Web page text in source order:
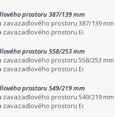
prostoru 387/139 mm
zavazadlového prostoru 387/139 mm
zavazadlového prostoru Ei
prostoru 558/253 mm
zavazadlového prostoru 558/253 mm
zavazadlového prostoru Ei
prostoru 549/219 mm
zavazadlového prostoru 549/219 mm
zavazadlového prostoru Ei